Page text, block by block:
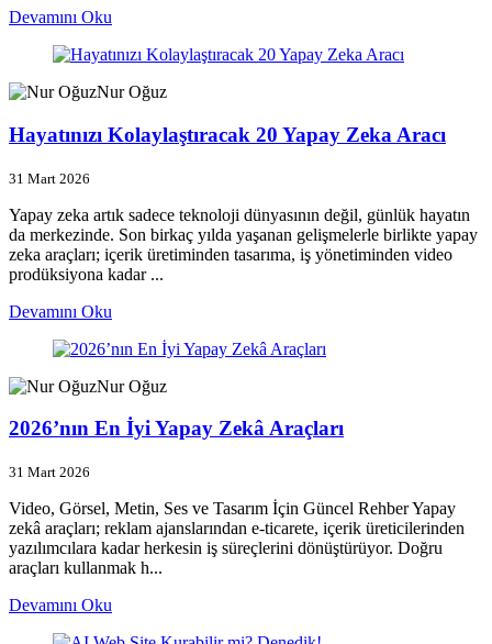
Devamını Oku
Nur Oğuz
Hayatınızı Kolaylaştıracak 20 Yapay Zeka Aracı
31 Mart 2026
Yapay zeka artık sadece teknoloji dünyasının değil, günlük hayatın
da merkezinde. Son birkaç yılda yaşanan gelişmelerle birlikte yapay
zeka araçları; içerik üretiminden tasarıma, iş yönetiminden video
prodüksiyona kadar ...
Devamını Oku
Nur Oğuz
2026’nın En İyi Yapay Zekâ Araçları
31 Mart 2026
Video, Görsel, Metin, Ses ve Tasarım İçin Güncel Rehber Yapay
zekâ araçları; reklam ajanslarından e-ticarete, içerik üreticilerinden
yazılımcılara kadar herkesin iş süreçlerini dönüştürüyor. Doğru
araçları kullanmak h...
Devamını Oku